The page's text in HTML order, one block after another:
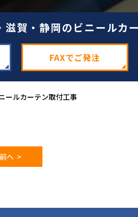
滋賀・静岡のビニールカ
FAXでご発注
ルカーテン取付工事
前へ >